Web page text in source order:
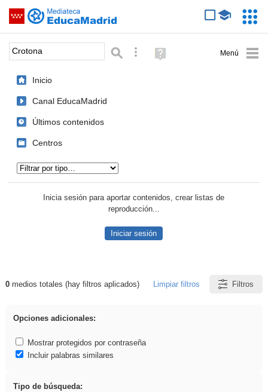
Saltar navegación
Palabra o frase: Búsqueda avanzada
Ayuda
(en
Inicio
Canal EducaMadrid
Últimos contenidos
Centros
Inicia sesión para aportar contenidos, crear listas de
reproducción...
Iniciar sesión
Resultados de: Crotona
0medios totales (hay filtros aplicados) Limpiar filtros Filtros
Opciones adicionales:
Mostrar protegidos por contraseña
Incluir palabras similares
Tipo de búsqueda: